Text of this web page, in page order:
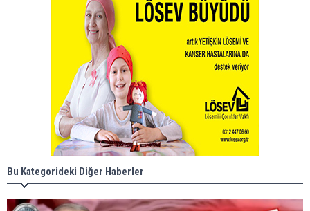
Bu Kategorideki Diğer Haberler